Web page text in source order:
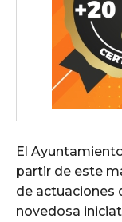
El
partir de este
de actuaciones
novedosa